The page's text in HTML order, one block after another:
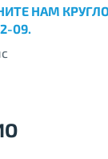
НАМ
09.